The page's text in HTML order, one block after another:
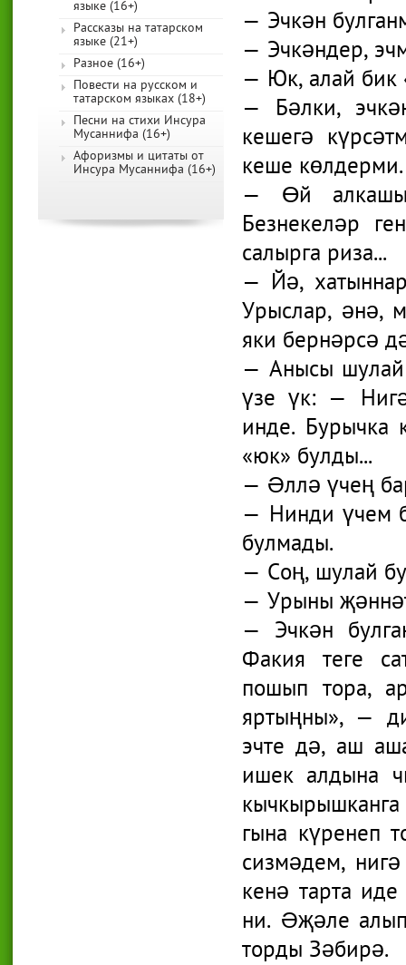
— Эчкән
— Эчкәндер,
— Юк, алай бик
— Бәлки,
кешегә
кеше көлдерми.
— Өй алкашы,
Безнекеләр
салырга риза...
— Йә,
Урыслар, әнә,
яки бернәрсә
— Анысы шулай
үзе үк: —
инде. Бурычка
«юк» булды...
— Әллә үчең
— Нинди үчем
булмады.
— Соң, шулай
— Урыны
— Эчкән
Факия теге
пошып тора,
яртыңны», —
эчте дә, аш
ишек алдына
гына күренеп
сизмәдем,
кенә тарта
ни. Әҗәле
торды Зәбирә.
языке (16+)
Рассказы на татарском
языке (21+)
Разное (16+)
Повести на русском и
татарском языках (18+)
Песни на стихи Инсура
Мусаннифа (16+)
Афоризмы и цитаты от
Инсура Мусаннифа (16+)